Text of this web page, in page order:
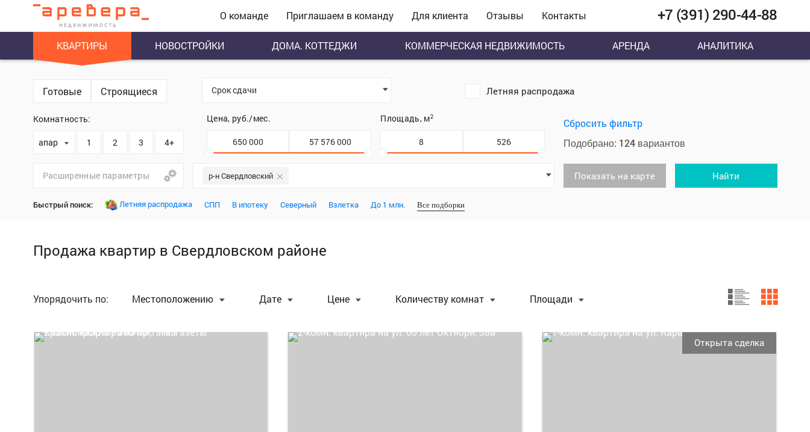
О команде Приглашаем в команду Для клиента Отзывы Контакты +7 (391) 290-44-88
КВАРТИРЫ НОВОСТРОЙКИ ДОМА. КОТТЕДЖИ КОММЕРЧЕСКАЯ НЕДВИЖИМОСТЬ АРЕНДА АНАЛИТИКА
Готовые Строящиеся Срок сдачи Летняя распродажа
Комнатность:
апартаменты1 2 3 4+
Цена, руб./мес. Площадь, м2
Расширенные параметры р-н Свердловский
Сбросить фильтр
Подобрано: 124вариантов
Показать на карте Найти
Быстрый поиск: Летняя распродажа СПП В ипотеку Северный Взлетка До 1 млн. Все подборки
Продажа квартир в Свердловском районе
Упорядочить по: Местоположению Дате Цене Количеству комнат Площади
Открыта сделка